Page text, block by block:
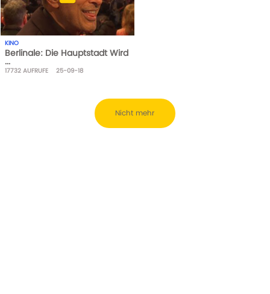
KINO
Berlinale: Die Hauptstadt Wird
...
17732AUFRUFE 25-09-18
Nicht mehr